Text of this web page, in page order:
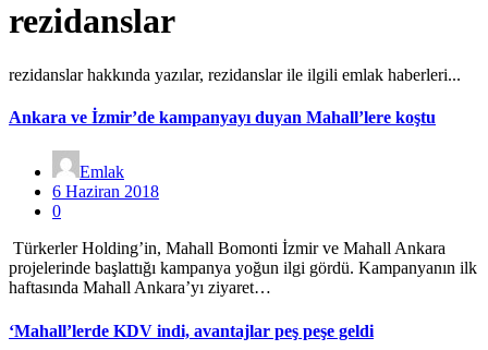
rezidanslar
rezidanslar hakkında yazılar, rezidanslar ile ilgili emlak haberleri...
Ankara ve İzmir’de kampanyayı duyan Mahall’lere koştu
Emlak
6 Haziran 2018
0
Türkerler Holding’in, Mahall Bomonti İzmir ve Mahall Ankara
projelerinde başlattığı kampanya yoğun ilgi gördü. Kampanyanın ilk
haftasında Mahall Ankara’yı ziyaret…
‘Mahall’lerde KDV indi, avantajlar peş peşe geldi